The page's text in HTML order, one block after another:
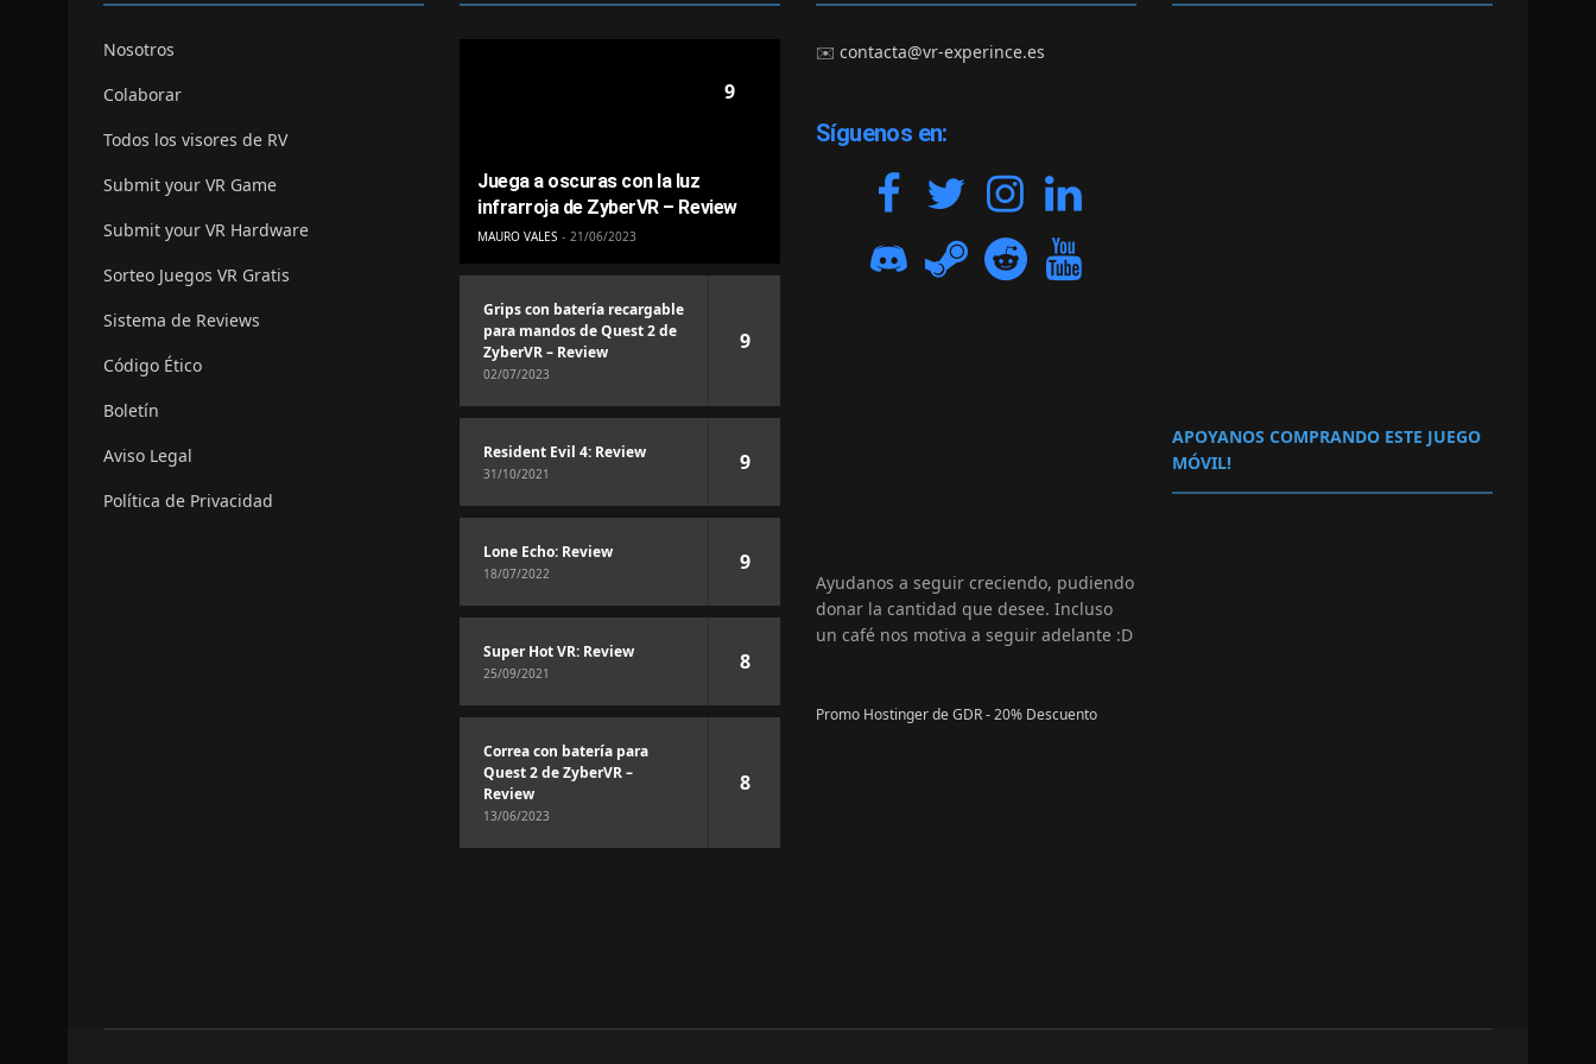
Nosotros
Colaborar
Todos los visores de RV
Submit your VR Game
Submit your VR Hardware
Sorteo Juegos VR Gratis
Sistema de Reviews
Código Ético
Boletín
Aviso Legal
Política de Privacidad
9
Juega a oscuras con la luz
infrarroja de ZyberVR – Review
MAURO VALES 21/06/2023
Grips con batería recargable
para mandos de Quest 2 de
ZyberVR – Review
02/07/2023
9
Resident Evil 4: Review
31/10/2021 9
Lone Echo: Review
18/07/2022 9
Super Hot VR: Review
25/09/2021 8
Correa con batería para
Quest 2 de ZyberVR –
Review
13/06/2023
8
✉️contacta@vr-experince.es
Síguenos en:
Ayudanos a seguir creciendo, pudiendo
donar la cantidad que desee. Incluso
un café nos motiva a seguir adelante :D
Promo Hostinger de GDR - 20% Descuento
APOYANOS COMPRANDO ESTE JUEGO
MÓVIL!